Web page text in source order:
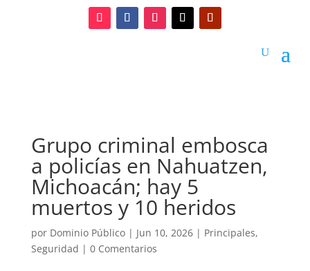
Grupo criminal embosca
a policías en Nahuatzen,
Michoacán; hay 5
muertos y 10 heridos
por Dominio Público| Jun 10, 2026| Principales,
Seguridad | 0 Comentarios